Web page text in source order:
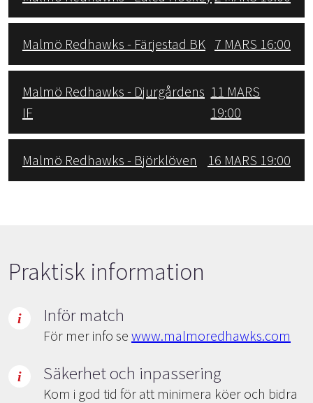
Malmö Redhawks - Färjestad BK 7 MARS 16:00
Malmö Redhawks - Djurgårdens
IF
11 MARS
19:00
Malmö Redhawks - Björklöven 16 MARS 19:00
Praktisk information
Inför match
För mer info se www.malmoredhawks.com
Säkerhet och inpassering
Kom i god tid för att minimera köer och bidra